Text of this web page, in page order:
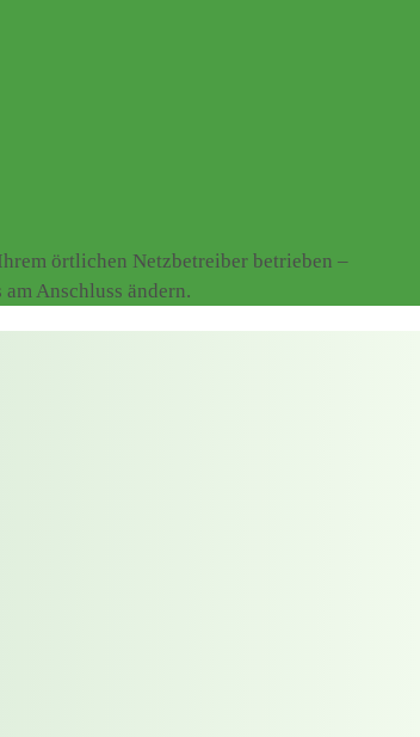
örtlichen Netzbetreiber betrieben –
Anschluss ändern.